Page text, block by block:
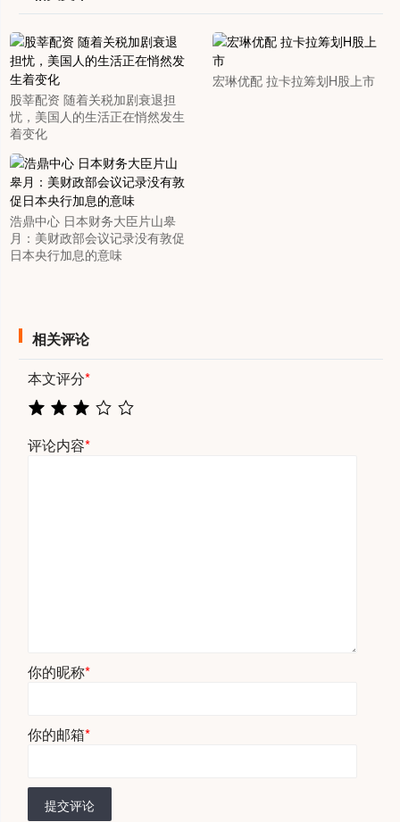
股莘配资 随着关税加剧衰退担
忧，美国人的生活正在悄然发生
着变化
宏琳优配 拉卡拉筹划H股上市
浩鼎中心 日本财务大臣片山皋
月：美财政部会议记录没有敦促
日本央行加息的意味
相关评论
本文评分*
评论内容*
你的昵称*
你的邮箱*
提交评论